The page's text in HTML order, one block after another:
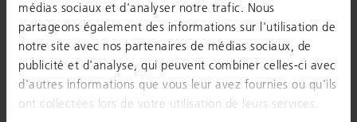
médias sociaux et d'analyser notre trafic. Nous
partageons également des informations sur l'utilisation de
notre site avec nos partenaires de médias sociaux, de
publicité et d'analyse, qui peuvent combiner celles-ci avec
d'autres informations que vous leur avez fournies ou qu'ils
ont collectées lors de votre utilisation de leurs services.